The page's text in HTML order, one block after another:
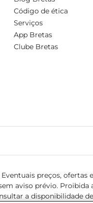
Código de ética
Serviços
App Bretas
Clube Bretas
preços, ofertas
aviso prévio.
a disponibilidade